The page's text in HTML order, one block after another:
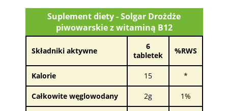
Suplement diety - Solgar Drożdże
piwowarskie z witaminą B12
Składniki aktywne
6
tabletek
%RWS
Kalorie 15 *
Całkowite węglowodany 2g 1%